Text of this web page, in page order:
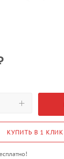
КУПИТЬ В 1 КЛИК